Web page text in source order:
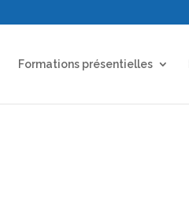
Formations présentielles